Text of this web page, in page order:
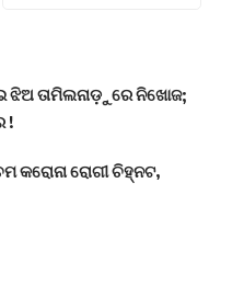
ଝିଅ ତାମିଲନାଡ଼ୁରେ ନିଖୋଜ;
!
କରୋନା ରୋଗୀ ଚିହ୍ନଟ,